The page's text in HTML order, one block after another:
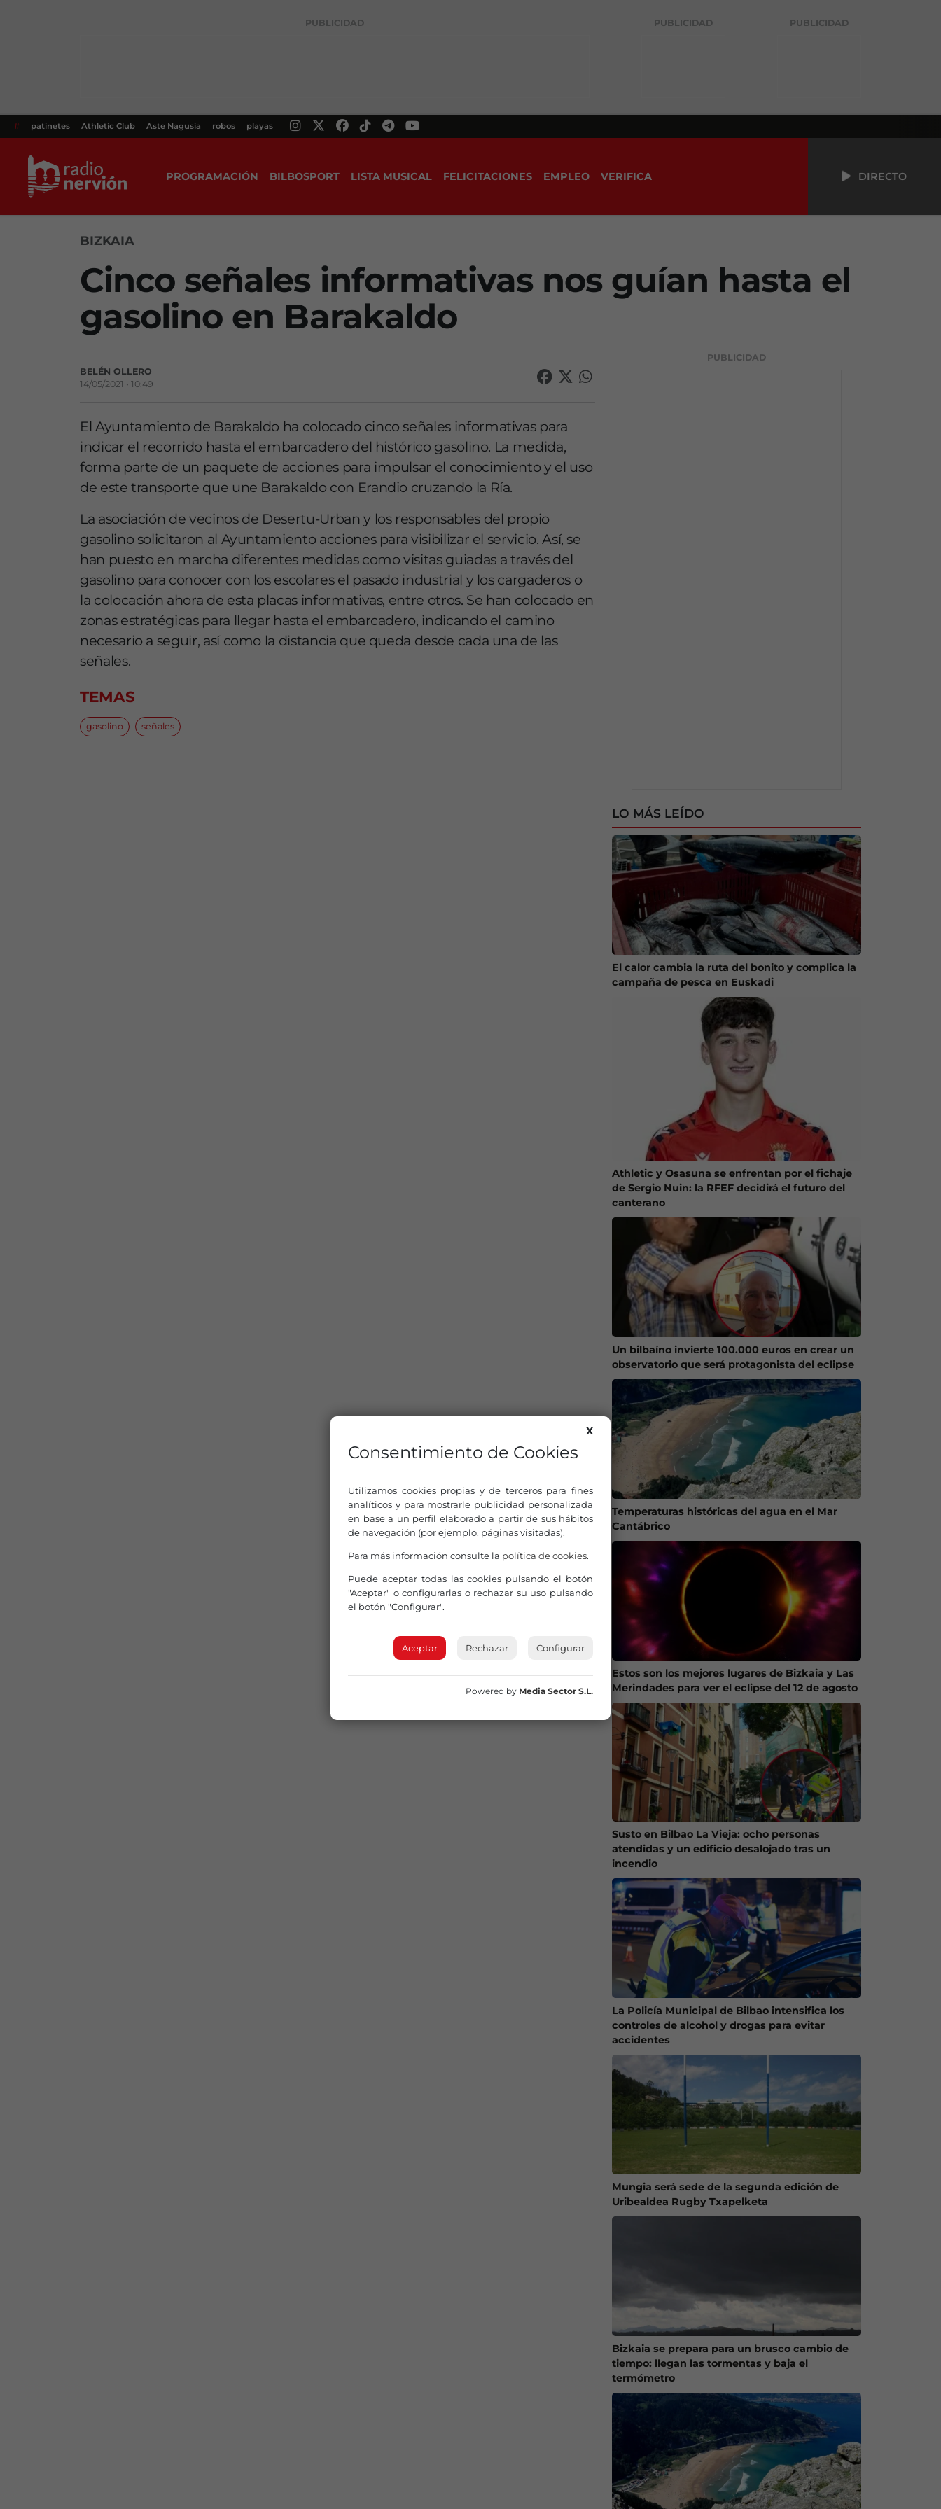
PUBLICIDAD PUBLICIDAD PUBLICIDAD
# patinetes Athletic Club Aste Nagusia robos playas
PROGRAMACIÓN BILBOSPORT LISTA MUSICAL FELICITACIONES EMPLEO VERIFICA DIRECTO
BIZKAIA
Cinco señales informativas nos guían hasta el
gasolino en Barakaldo
BELÉN OLLERO
14/05/2021 • 10:49
El Ayuntamiento de Barakaldo ha colocado cinco señales informativas para
indicar el recorrido hasta el embarcadero del histórico gasolino. La medida,
forma parte de un paquete de acciones para impulsar el conocimiento y el uso
de este transporte que une Barakaldo con Erandio cruzando la Ría.
La asociación de vecinos de Desertu-Urban y los responsables del propio
gasolino solicitaron al Ayuntamiento acciones para visibilizar el servicio. Así, se
han puesto en marcha diferentes medidas como visitas guiadas a través del
gasolino para conocer con los escolares el pasado industrial y los cargaderos o
la colocación ahora de esta placas informativas, entre otros. Se han colocado en
zonas estratégicas para llegar hasta el embarcadero, indicando el camino
necesario a seguir, así como la distancia que queda desde cada una de las
señales.
TEMAS
gasolino señales
PUBLICIDAD
LO MÁS LEÍDO
El calor cambia la ruta del bonito y complica la
campaña de pesca en Euskadi
Athletic y Osasuna se enfrentan por el fichaje
de Sergio Nuin: la RFEF decidirá el futuro del
canterano
Un bilbaíno invierte 100.000 euros en crear un
observatorio que será protagonista del eclipse
Temperaturas históricas del agua en el Mar
Cantábrico
Estos son los mejores lugares de Bizkaia y Las
Merindades para ver el eclipse del 12 de agosto
Susto en Bilbao La Vieja: ocho personas
atendidas y un edificio desalojado tras un
incendio
La Policía Municipal de Bilbao intensifica los
controles de alcohol y drogas para evitar
accidentes
Mungia será sede de la segunda edición de
Uribealdea Rugby Txapelketa
Bizkaia se prepara para un brusco cambio de
tiempo: llegan las tormentas y baja el
termómetro
X
Consentimiento de Cookies
Utilizamos cookies propias y de terceros para fines
analíticos y para mostrarle publicidad personalizada
en base a un perfil elaborado a partir de sus hábitos
de navegación (por ejemplo, páginas visitadas).
Para más información consulte la política de cookies.
Puede aceptar todas las cookies pulsando el botón
"Aceptar" o configurarlas o rechazar su uso pulsando
el botón "Configurar".
Aceptar Rechazar Configurar
Powered by Media Sector S.L.